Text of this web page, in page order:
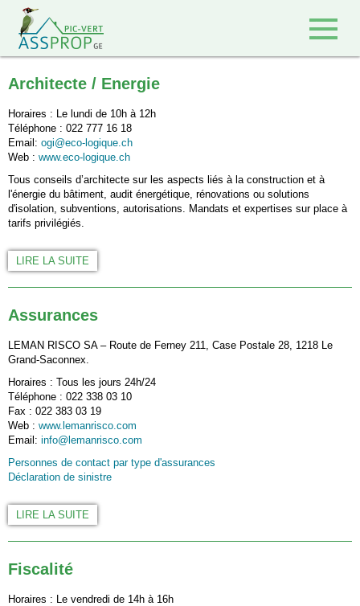
Architecte / Energie
Horaires : Le lundi de 10h à 12h
Téléphone : 022 777 16 18
Email: ogi@eco-logique.ch
Web : www.eco-logique.ch
Tous conseils d’architecte sur les aspects liés à la construction et à
l'énergie du bâtiment, audit énergétique, rénovations ou solutions
d'isolation, subventions, autorisations. Mandats et expertises sur place à
tarifs privilégiés.
LIRE LA SUITE
Assurances
LEMAN RISCO SA – Route de Ferney 211, Case Postale 28, 1218 Le
Grand-Saconnex.
Horaires : Tous les jours 24h/24
Téléphone : 022 338 03 10
Fax : 022 383 03 19
Web : www.lemanrisco.com
Email: info@lemanrisco.com
Personnes de contact par type d'assurances
Déclaration de sinistre
LIRE LA SUITE
Fiscalité
Horaires : Le vendredi de 14h à 16h